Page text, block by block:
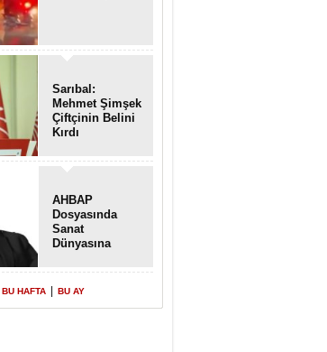
Sarıbal:
Mehmet Şimşek
Çiftçinin Belini
Kırdı
AHBAP
Dosyasında
Sanat
Dünyasına
Transferler
BU HAFTA BU AY